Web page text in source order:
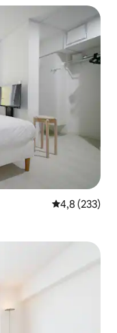
4,8 af 5 í
4,8 (233)